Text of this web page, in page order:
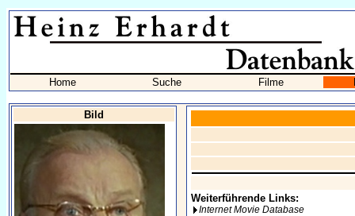
Home Suche Filme
Bild
Weiterführende Links:
Internet Movie Database